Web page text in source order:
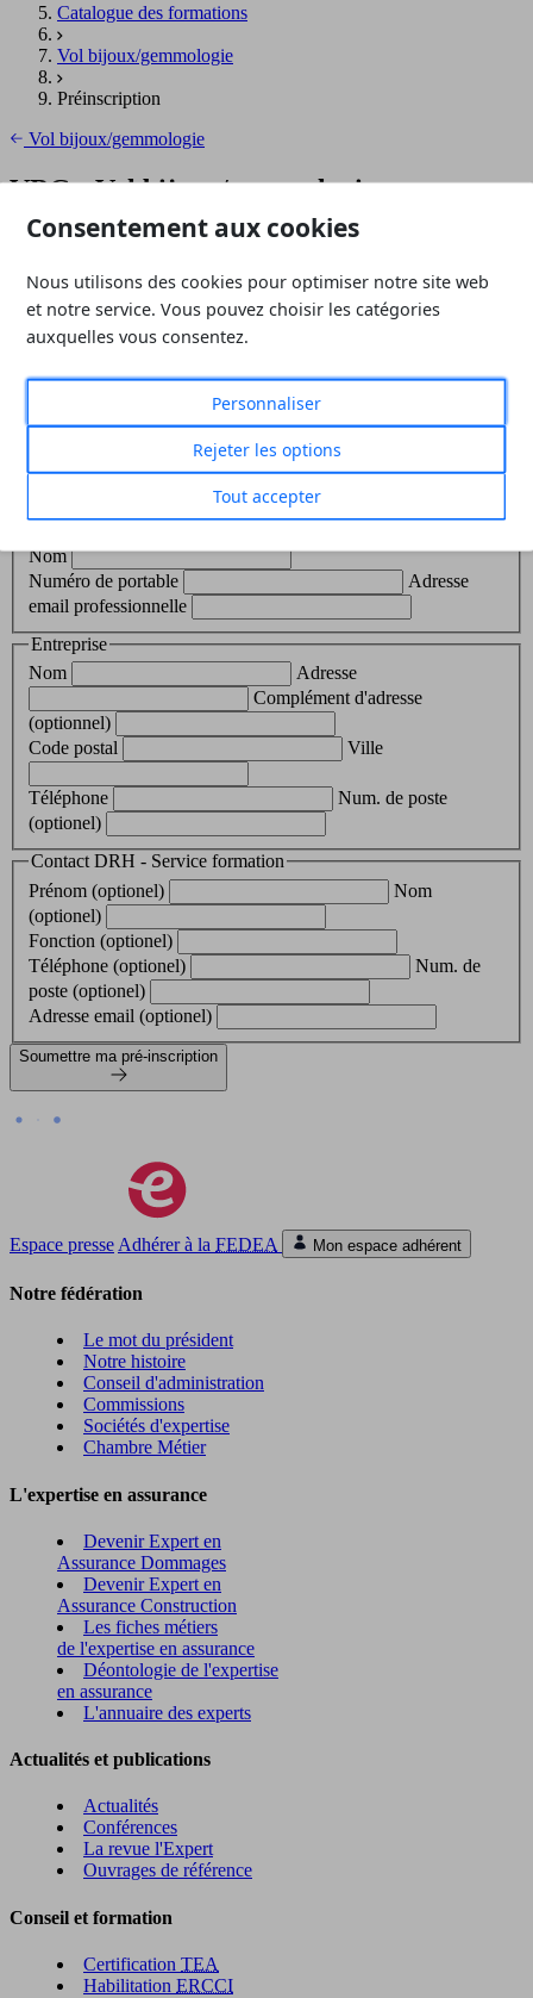
Catalogue des formations
Vol bijoux/gemmologie
Préinscription
Vol bijoux/gemmologie
VBG - Vol bijoux/gemmologie
Formulaire de pré-inscription
Tous les champs sont requis sauf ceux indiqués optionnels.
(Adhérent? Connectez-vous et laissez-nous pré-remplir le
Session(s)
Du 02 nov. au 03 nov. 2026
Je choisis cette session
Vos informations personnelles
Nom
Numéro de portable
Adresse
email professionnelle
Entreprise
Nom
Adresse
Complément d'adresse
(optionnel)
Code postal
Ville
Téléphone
Num. de poste
(optionel)
Contact DRH - Service formation
Prénom (optionel)
Nom
(optionel)
Fonction (optionel)
Téléphone (optionel)
Num. de
poste (optionel)
Adresse email (optionel)
Soumettre ma pré-inscription
Espace presse Adhérer à la FEDEA Mon espace adhérent
Notre fédération
Le mot du président
Notre histoire
Conseil d'administration
Commissions
Sociétés d'expertise
Chambre Métier
L'expertise en assurance
Devenir Expert en
Assurance Dommages
Devenir Expert en
Assurance Construction
Les fiches métiers
de l'expertise en assurance
Déontologie de l'expertise
en assurance
L'annuaire des experts
Actualités et publications
Actualités
Conférences
La revue l'Expert
Ouvrages de référence
Conseil et formation
Certification TEA
Habilitation ERCCI
Consentement aux cookies
Nous utilisons des cookies pour optimiser notre site web
et notre service. Vous pouvez choisir les catégories
auxquelles vous consentez.
Personnaliser
Rejeter les options
Tout accepter